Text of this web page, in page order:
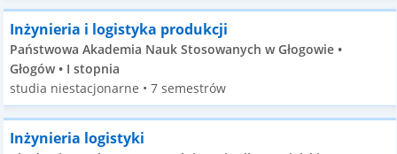
Inżynieria i logistyka produkcji
Państwowa Akademia Nauk Stosowanych w Głogowie •
Głogów • I stopnia
studia niestacjonarne • 7 semestrów
Inżynieria logistyki